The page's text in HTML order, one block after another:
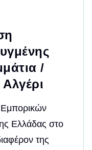
/
Εμπορικών
Ελλάδας στο
της